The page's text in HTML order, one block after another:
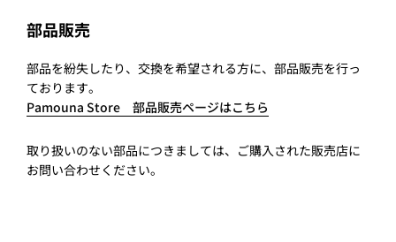
部品販売
部品を紛失したり、交換を希望される方に、部品販売を行っ
ております。
Pamouna Store 部品販売ページはこちら
取り扱いのない部品につきましては、ご購入された販売店に
お問い合わせください。